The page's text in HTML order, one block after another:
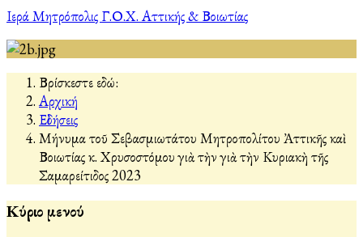
Ιερά Μητρόπολις Γ.Ο.Χ. Αττικής & Βοιωτίας
Βρίσκεστε εδώ:
Αρχική
Εἰδήσεις
Μήνυμα τοῦ Σεβασμιωτάτου Μητροπολίτου Ἀττικῆς καὶ
Βοιωτίας κ. Χρυσοστόμου γιὰ τὴν γιὰ τὴν Κυριακὴ τῆς
Σαμαρείτιδος 2023
Κύριο μενού